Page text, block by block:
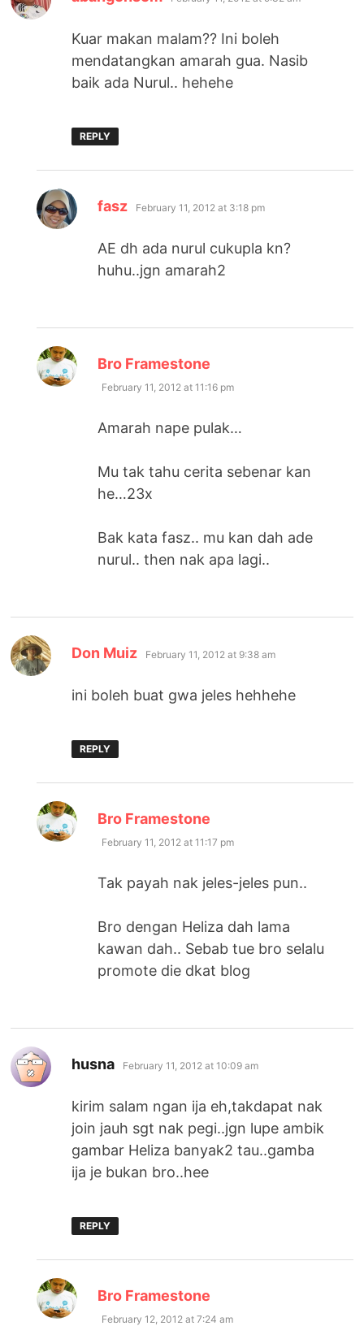
Kuar makan malam?? Ini boleh
mendatangkan amarah gua. Nasib
baik ada Nurul.. hehehe
REPLY
fasz says:
February 11, 2012 at 3:18 pm
AE dh ada nurul cukupla kn?
huhu..jgn amarah2
Bro Framestone
February 11, 2012 at 11:16 pm
Amarah nape pulak…
Mu tak tahu cerita sebenar kan
he…23x
Bak kata fasz.. mu kan dah ade
nurul.. then nak apa lagi..
Don Muiz says:
February 11, 2012 at 9:38 am
ini boleh buat gwa jeles hehhehe
REPLY
Bro Framestone
February 11, 2012 at 11:17 pm
Tak payah nak jeles-jeles pun..
Bro dengan Heliza dah lama
kawan dah.. Sebab tue bro selalu
promote die dkat blog
husna says:
February 11, 2012 at 10:09 am
kirim salam ngan ija eh,takdapat nak
join jauh sgt nak pegi..jgn lupe ambik
gambar Heliza banyak2 tau..gamba
ija je bukan bro..hee
REPLY
Bro Framestone
February 12, 2012 at 7:24 am